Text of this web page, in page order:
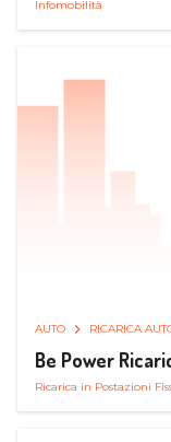
Infomobilità
AUTO RICARICA
Be Power
Ricarica in Postazioni